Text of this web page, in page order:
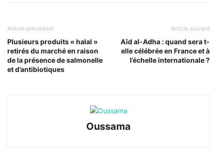
Article précédent
Plusieurs produits « halal »
retirés du marché en raison
de la présence de salmonelle
et d’antibiotiques
Article suivant
Aïd al-Adha : quand sera t-
elle célébrée en France et à
l’échelle internationale ?
Oussama